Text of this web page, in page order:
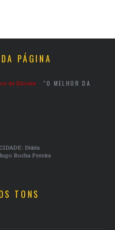
PÁGINA
"O MELHOR DA
Diária
Rocha Pereira
TONS